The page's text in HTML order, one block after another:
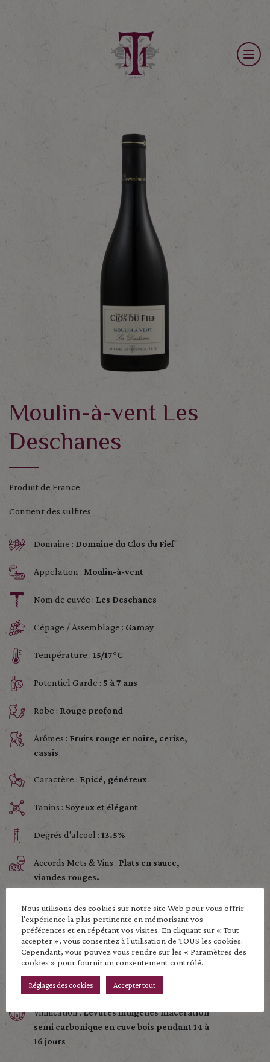
Moulin-à-vent Les
Deschanes
Produit de France
Contient des sulfites
Domaine : Domaine du Clos du Fief
Appelation : Moulin-à-vent
Nom de cuvée : Les Deschanes
Cépage / Assemblage : Gamay
Température : 15/17°C
Potentiel Garde : 5 à 7 ans
Robe : Rouge profond
Arômes : Fruits rouge et noire, cerise,
cassis
Caractère : Epicé, généreux
Tanins : Soyeux et élégant
Degrés d'alcool : 13.5%
Accords Mets & Vins : Plats en sauce,
viandes rouges.
Terroir :
Vignes en coteaux avec un sol
sableux sur granite rose peu profond
Type de culture :Culture raisonnée
Vendange :Manuelle
Vinification :Levures indigènes macération
semi carbonique en cuve bois pendant 14 à
16 jours
Nous utilisons des cookies sur notre site Web pour vous offrir
l'expérience la plus pertinente en mémorisant vos
préférences et en répétant vos visites. En cliquant sur « Tout
accepter », vous consentez à l'utilisation de TOUS les cookies.
Cependant, vous pouvez vous rendre sur les « Paramètres des
cookies » pour fournir un consentement contrôlé.
Réglages des cookies Accepter tout